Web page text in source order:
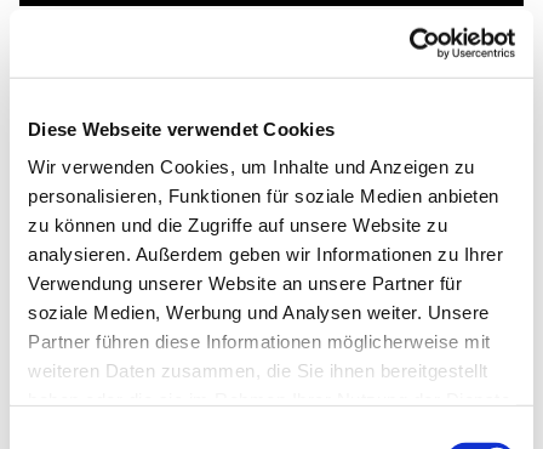
Diese Webseite verwendet Cookies
Wir verwenden Cookies, um Inhalte und Anzeigen zu
personalisieren, Funktionen für soziale Medien anbieten
zu können und die Zugriffe auf unsere Website zu
analysieren. Außerdem geben wir Informationen zu Ihrer
Verwendung unserer Website an unsere Partner für
soziale Medien, Werbung und Analysen weiter. Unsere
Partner führen diese Informationen möglicherweise mit
weiteren Daten zusammen, die Sie ihnen bereitgestellt